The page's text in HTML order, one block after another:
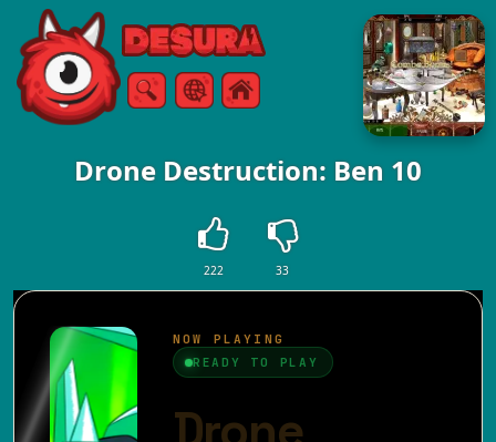
Free Online Games
Søg Menu
Drone Destruction: Ben 10
222 33